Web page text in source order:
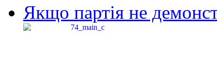
Якщо партія не